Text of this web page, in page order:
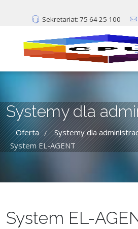
Sekretariat: 75 64 25 100
Systemy dla
Oferta / Systemy dla
System EL-AGENT
System EL-